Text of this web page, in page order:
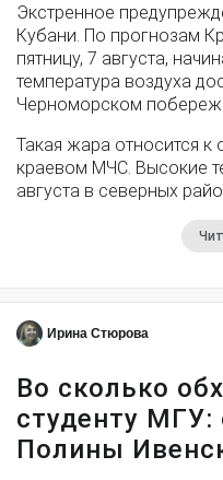
Экстренное
Кубани. По прогнозам
пятницу, 7 августа,
температура воздуха
Черноморском
Такая жара относится к
краевом МЧС. Высокие
августа в северных
Ирина Стюрова
Во сколько
студенту МГУ:
Полины